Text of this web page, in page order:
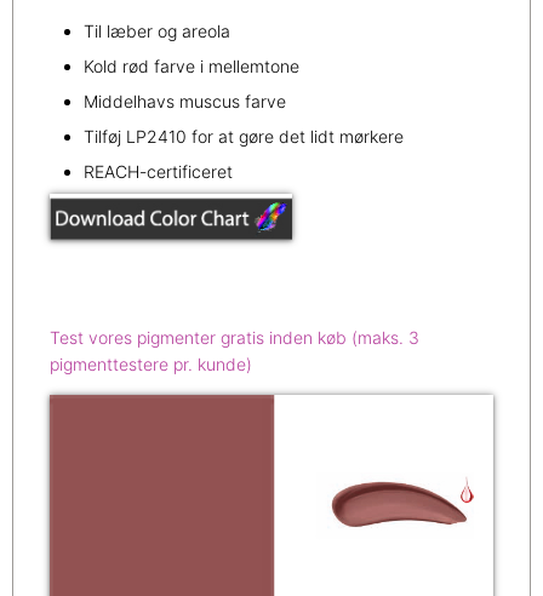
Til læber og areola
Kold rød farve i mellemtone
Middelhavs muscus farve
Tilføj LP2410 for at gøre det lidt mørkere
REACH-certificeret
Test vores pigmenter gratis inden køb (maks. 3
pigmenttestere pr. kunde)